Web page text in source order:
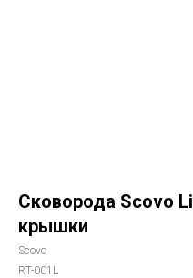
Сковорода Scovo
крышки
Scovo
RT-001L